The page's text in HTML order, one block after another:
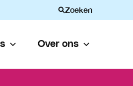
Zoeken
Over ons